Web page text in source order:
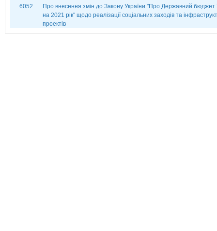
6052
Про внесення змін до Закону України "Про Державний бюджет
на 2021 рік" щодо реалізації соціальних заходів та
проектів